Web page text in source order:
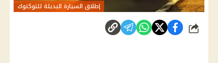
إطلاق السيارة البديلة للتوكتوك
شارك